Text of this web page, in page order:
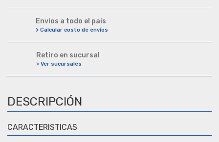
Envios a todo el pais
> Calcular costo de envíos
Retiro en sucursal
> Ver sucursales
DESCRIPCIÓN
CARACTERISTICAS